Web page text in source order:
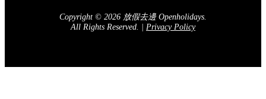
Copyright © 2026 放假去邊 Openholidays.
All Rights Reserved. | Privacy Policy